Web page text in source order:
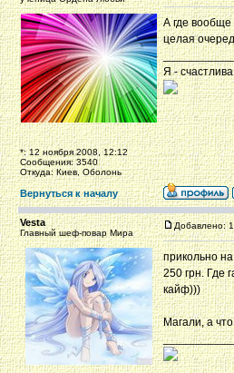
*: 12 ноября 2008, 12:12
Сообщения: 3540
Откуда: Киев, Оболонь
А где вообще
целая
Я -
Вернуться к началу
Vesta
Главный шеф-повар Мира
Добавлено:
прикольно
250 грн. Где
кайф)))
Магали, а